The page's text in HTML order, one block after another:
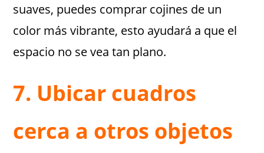
suaves, puedes comprar cojines de un
color más vibrante, esto ayudará a que el
espacio no se vea tan plano.
7. Ubicar cuadros
cerca a otros objetos